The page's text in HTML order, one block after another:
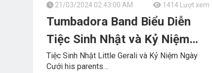
21/03/2024 02:43:00 AM 1414 Lượt xem
Tumbadora Band Biểu Diễn
Tiệc Sinh Nhật và Kỷ Niệm
Ngày Cưới tại Time_Square
Tiệc Sinh Nhật Little Gerali và Kỷ Niệm Ngày
Cưới his parents